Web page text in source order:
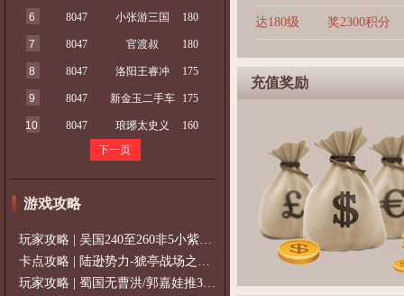
6 8047 小张游三国 180
7 8047 官渡叔 180
8 8047 洛阳王睿冲 175
9 8047 新金玉二手车 175
10 8047 琅琊太史义
160
下一页
游戏攻略
玩家攻略 | 吴国240至260非5小紫过策免
卡点攻略 | 陆逊势力-猇亭战场之陆逊
玩家攻略 | 蜀国无曹洪/郭嘉娃推375级，
达180级 奖2300积分
充值奖励